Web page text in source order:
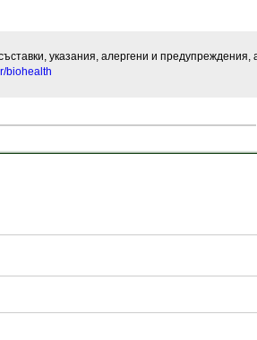
указания, алергени и предупреждения,
biohealth